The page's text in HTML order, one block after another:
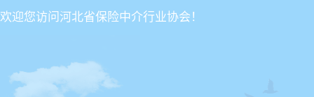
欢迎您访问河北省保险中介行业协会！